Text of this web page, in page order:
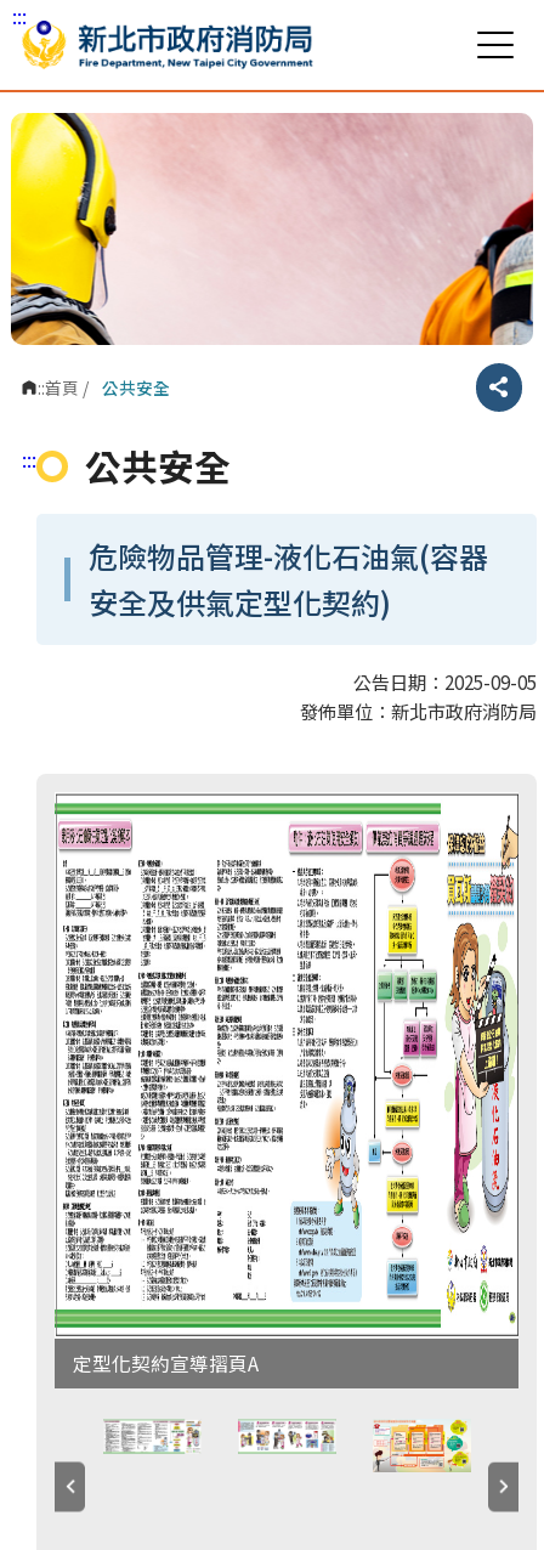
跳到主要內容區塊
:::
:::首頁 / 公共安全 分享
::: 公共安全
危險物品管理-液化石油氣(容器
安全及供氣定型化契約)
公告日期：2025-09-05
發佈單位：新北市政府消防局
定型化契約宣導摺頁A